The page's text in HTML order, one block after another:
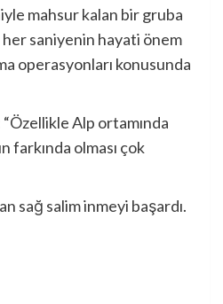
mahsur kalan bir gruba
her saniyenin hayati önem
operasyonları konusunda
Alp ortamında
farkında olması çok
sağ salim inmeyi başardı.